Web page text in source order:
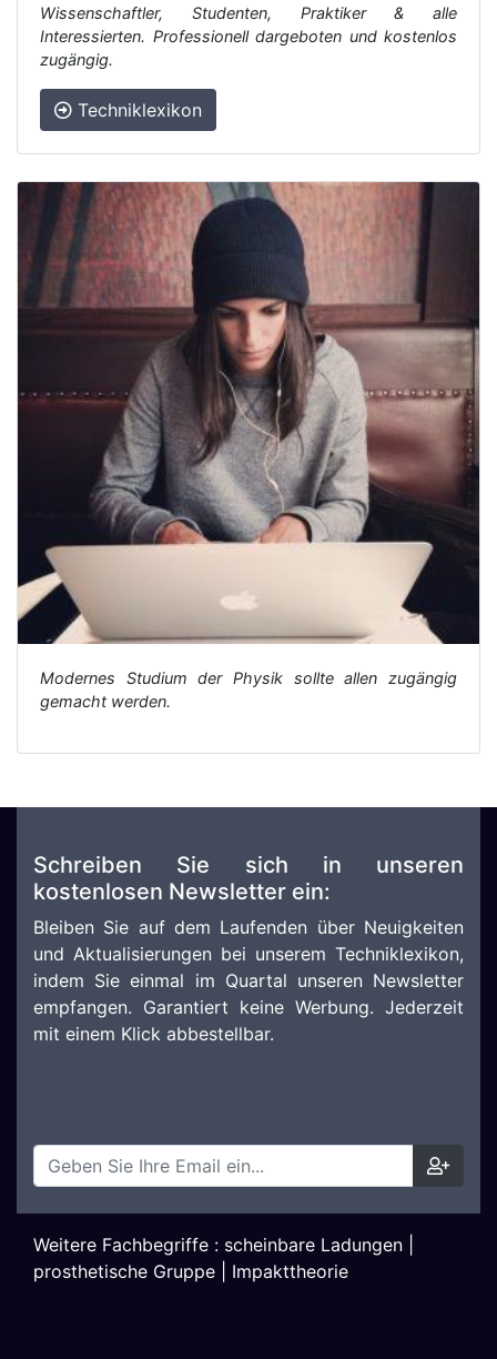
Wissenschaftler, Studenten, Praktiker & alle
Interessierten. Professionell dargeboten und kostenlos
zugängig.
Techniklexikon
Modernes Studium der Physik sollte allen zugängig
gemacht werden.
Schreiben Sie sich in unseren
kostenlosen Newsletter ein:
Bleiben Sie auf dem Laufenden über Neuigkeiten
und Aktualisierungen bei unserem Techniklexikon,
indem Sie einmal im Quartal unseren Newsletter
empfangen. Garantiert keine Werbung. Jederzeit
mit einem Klick abbestellbar.
Weitere Fachbegriffe : scheinbare Ladungen
prosthetische Gruppe
Impakttheorie